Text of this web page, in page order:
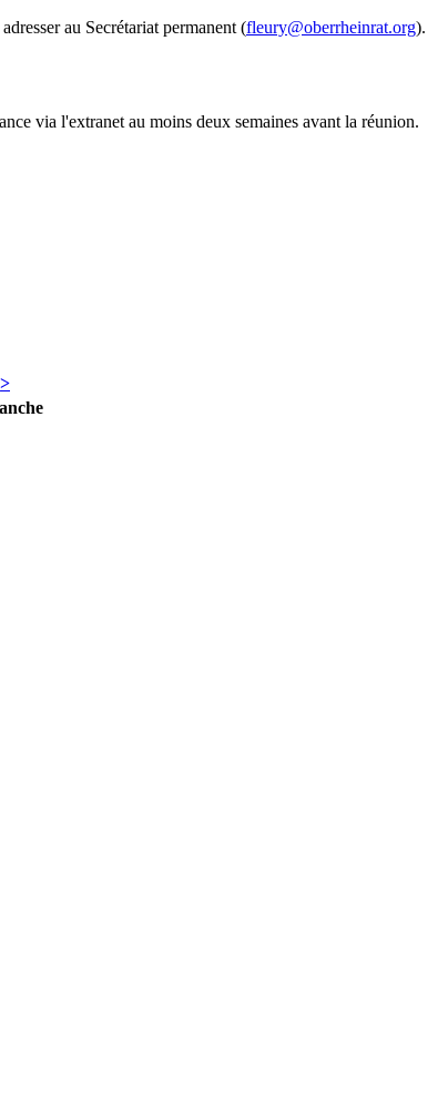
au Secrétariat permanent (fleury@oberrheinrat.org).
via l'extranet au moins deux semaines avant la réunion.
>
anche